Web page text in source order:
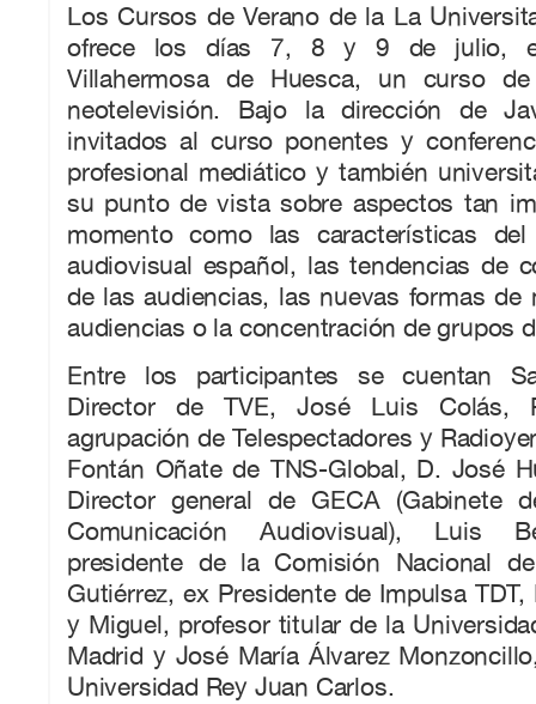
Los Cursos de Verano de la La
ofrece los días 7, 8 y 9 de julio,
Villahermosa de Huesca, un curso
neotelevisión. Bajo la dirección de
invitados al curso ponentes y
profesional mediático y también
su punto de vista sobre aspectos tan
momento como las características del
audiovisual español, las tendencias de
de las audiencias, las nuevas formas de
audiencias o la concentración de grupos
Entre los participantes se cuentan
Director de TVE, José Luis Colás,
agrupación de Telespectadores y
Fontán Oñate de TNS-Global, D. José
Director general de GECA (Gabinete
Comunicación Audiovisual), Luis
presidente de la Comisión Nacional
Gutiérrez, ex Presidente de Impulsa
y Miguel, profesor titular de la
Madrid y José María Álvarez
Universidad Rey Juan Carlos.